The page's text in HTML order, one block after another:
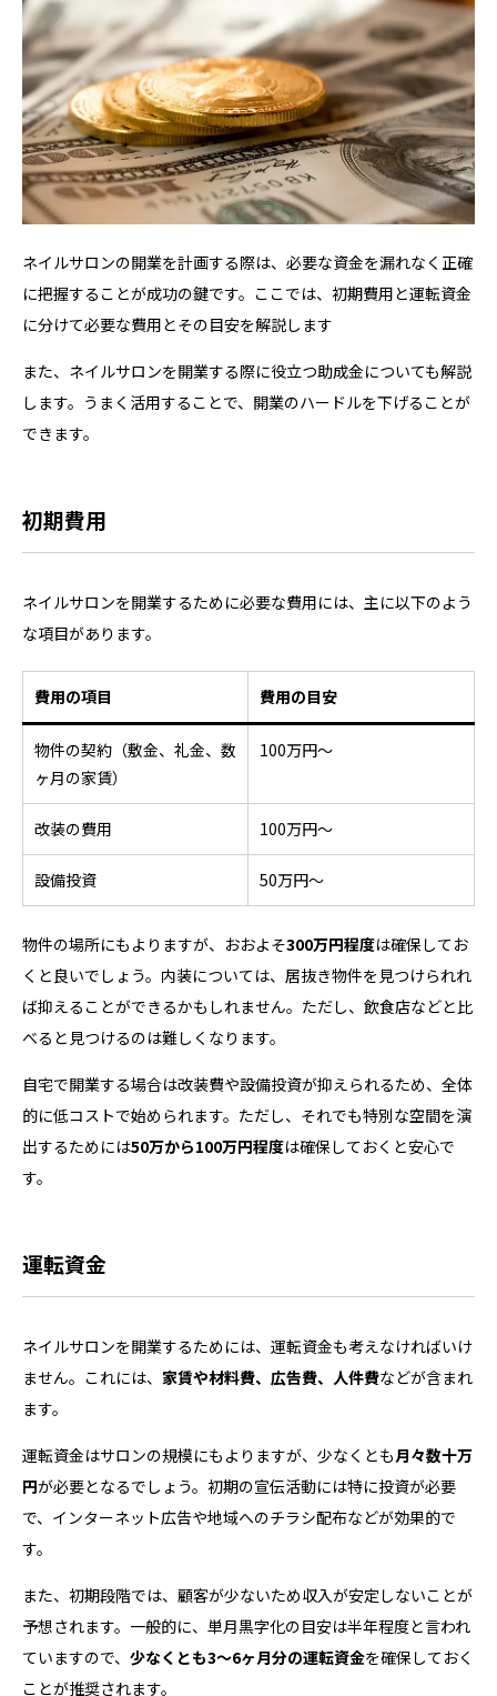
ネイルサロンの開業を計画する際は、必要な資金を漏れなく正確
に把握することが成功の鍵です。ここでは、初期費用と運転資金
に分けて必要な費用とその目安を解説します
また、ネイルサロンを開業する際に役立つ助成金についても解説
します。うまく活用することで、開業のハードルを下げることが
できます。
初期費用
ネイルサロンを開業するために必要な費用には、主に以下のよう
な項目があります。
費用の項目 費用の目安
物件の契約（敷金、礼金、数
ヶ月の家賃）
100万円～
改装の費用 100万円～
設備投資 50万円〜
物件の場所にもよりますが、おおよそ300万円程度は確保してお
くと良いでしょう。内装については、居抜き物件を見つけられれ
ば抑えることができるかもしれません。ただし、飲食店などと比
べると見つけるのは難しくなります。
自宅で開業する場合は改装費や設備投資が抑えられるため、全体
的に低コストで始められます。ただし、それでも特別な空間を演
出するためには50万から100万円程度は確保しておくと安心で
す。
運転資金
ネイルサロンを開業するためには、運転資金も考えなければいけ
ません。これには、 家賃や材料費、広告費、人件費などが含まれ
ます。
運転資金はサロンの規模にもよりますが、少なくとも月々数十万
円が必要となるでしょう。初期の宣伝活動には特に投資が必要
で、インターネット広告や地域へのチラシ配布などが効果的で
す。
また、初期段階では、顧客が少ないため収入が安定しないことが
予想されます。一般的に、単月黒字化の目安は半年程度と言われ
ていますので、 少なくとも3〜6ヶ月分の運転資金を確保しておく
ことが推奨されます。